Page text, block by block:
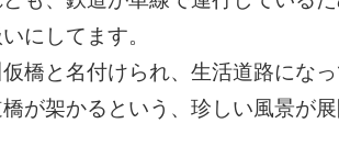
にしてます。
橋と名付けられ、生活道路になっ
が架かるという、珍しい風景が展